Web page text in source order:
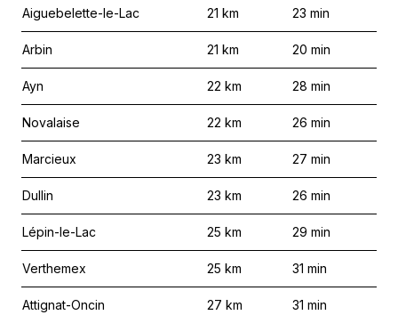
Aiguebelette-le-Lac 21 km 23 min
Arbin 21 km 20 min
Ayn 22 km 28 min
Novalaise 22 km 26 min
Marcieux 23 km 27 min
Dullin 23 km 26 min
Lépin-le-Lac 25 km 29 min
Verthemex 25 km 31 min
Attignat-Oncin 27 km 31 min